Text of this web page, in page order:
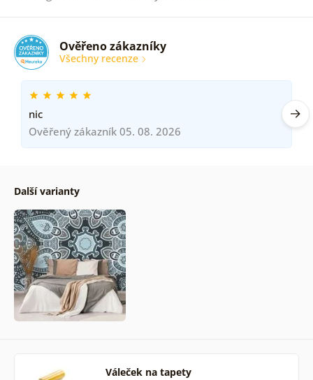
Ověřeno zákazníky
Všechny recenze
nic
Ověřený zákazník 05. 08. 2026
Další varianty
Váleček na tapety